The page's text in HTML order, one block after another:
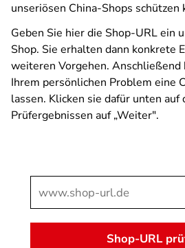
unseriösen China-Shops schützen
Geben Sie hier die Shop-URL ein
Shop. Sie erhalten dann konkrete
weiteren Vorgehen. Anschließend
Ihrem persönlichen Problem eine
lassen. Klicken sie dafür unten
Prüfergebnissen auf „Weiter".